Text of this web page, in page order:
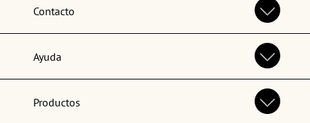
Contacto
Ayuda
Productos